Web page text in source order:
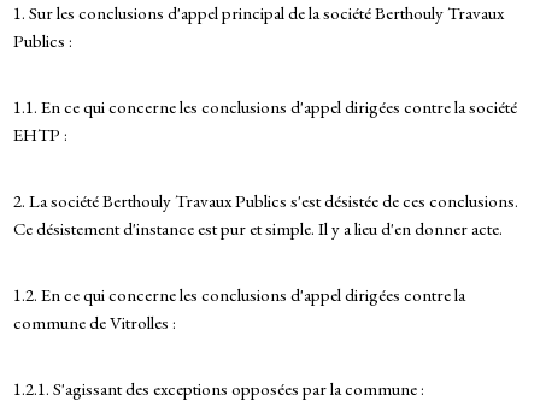
1. Sur les conclusions d'appel principal de la société Berthouly Travaux
Publics :
1.1. En ce qui concerne les conclusions d'appel dirigées contre la société
EHTP :
2. La société Berthouly Travaux Publics s'est désistée de ces conclusions.
Ce désistement d'instance est pur et simple. Il y a lieu d'en donner acte.
1.2. En ce qui concerne les conclusions d'appel dirigées contre la
commune de Vitrolles :
1.2.1. S'agissant des exceptions opposées par la commune :